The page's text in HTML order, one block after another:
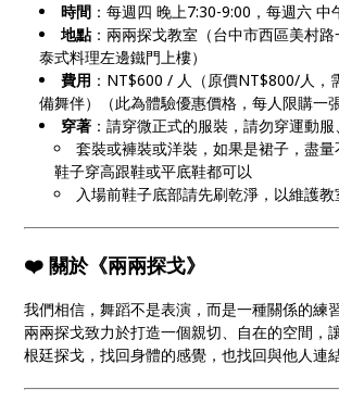
時間 ：每週四 晚上7:30-9:00，每週六 中
地點：兩兩探戈教室（台中市西區美村路
泰式料理左邊鐵門上樓）
費用 ：NT$600 / 人（原價NT$800/人，
備舞伴）（此為體驗優惠價格，每人限購一張
穿著 ：請穿微正式的服裝，請勿穿運動服
套裝或褲裝或洋裝，如果是裙子，盡量
鞋子穿高跟鞋或平底鞋都可以
入場前鞋子底部請先刷乾淨，以維護
❤️ 關於《兩兩探戈》
我們相信，舞蹈不是表演，而是一種關係的練習
兩兩探戈致力於打造一個親切、自在的空間，
根廷探戈，找回身體的感覺，也找回與他人連